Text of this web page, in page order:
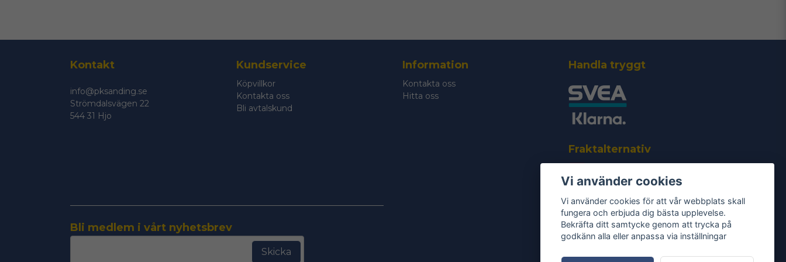
Kontakt
info@pksanding.se
Strömdalsvägen 22
544 31 Hjo
Kundservice
Köpvillkor
Kontakta oss
Bli avtalskund
Information
Kontakta oss
Hitta oss
Handla tryggt
Fraktalternativ
Bli medlem i vårt nyhetsbrev
Skicka
Vi använder cookies
Vi använder cookies för att vår webbplats skall
fungera och erbjuda dig bästa upplevelse.
Bekräfta ditt samtycke genom att trycka på
godkänn alla eller anpassa via inställningar